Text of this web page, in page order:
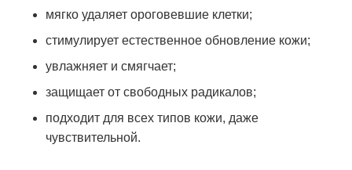
мягко удаляет ороговевшие клетки;
стимулирует естественное обновление кожи;
увлажняет и смягчает;
защищает от свободных радикалов;
подходит для всех типов кожи, даже
чувствительной.